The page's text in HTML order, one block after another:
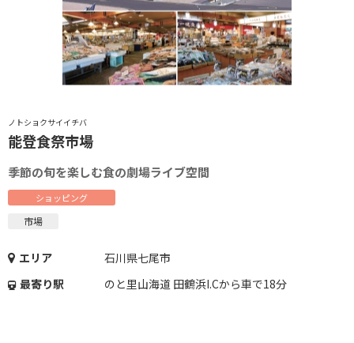
ノトショクサイイチバ
能登食祭市場
季節の旬を楽しむ食の劇場ライブ空間
ショッピング
市場
エリア
石川県七尾市
最寄り駅
のと里山海道 田鶴浜I.Cから車で18分